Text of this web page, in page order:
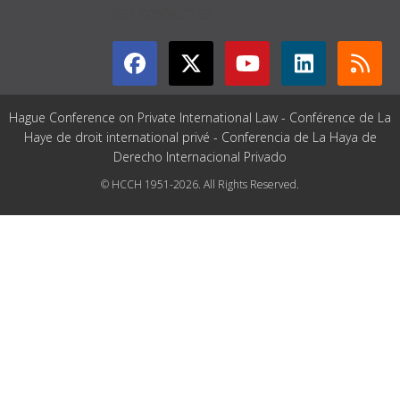
Hague Conference on Private International Law - Conférence de La
Haye de droit international privé - Conferencia de La Haya de
Derecho Internacional Privado
© HCCH 1951-2026. All Rights Reserved.